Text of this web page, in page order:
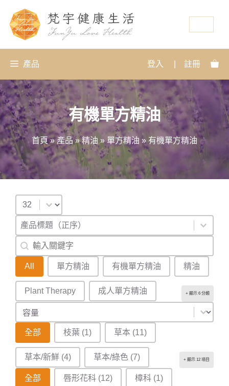
產品 登入 註冊
有機單方精油
首頁 » 產品 » 精油 » 單方精油 » 有機單方精油
Select number per page
排序
Sort content
產品標題（正序）
Sort content
搜尋
Search content
產品分類
All 單方精油 有機單方精油 精油
Plant Therapy 成人單方精油 + 顯示 6 分類
容量
Select content
香氣輪
全部 枝葉 (1) 草本 (11)
草本/新鮮 (4) 草本/綠色 (7) + 顯示 12 項目
植物科屬
全部 唇形花科 (12) 樟科 (1)